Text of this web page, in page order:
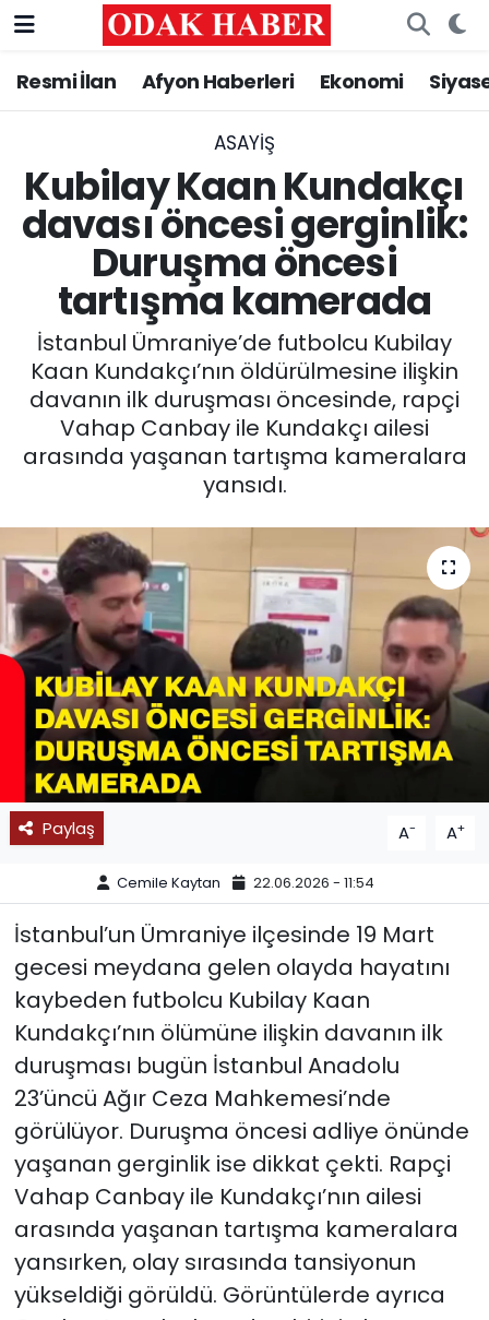
Resmi İlan Afyon Haberleri Ekonomi
ASAYİŞ
Kubilay Kaan Kundakçı
davası öncesi gerginlik:
Duruşma öncesi
tartışma kamerada
İstanbul Ümraniye’de futbolcu Kubilay
Kaan Kundakçı’nın öldürülmesine ilişkin
davanın ilk duruşması öncesinde, rapçi
Vahap Canbay ile Kundakçı ailesi
arasında yaşanan tartışma kameralara
yansıdı.
Paylaş A- A+
Cemile Kaytan 22.06.2026 - 11:54
İstanbul’un Ümraniye ilçesinde 19 Mart
gecesi meydana gelen olayda hayatını
kaybeden futbolcu Kubilay Kaan
Kundakçı’nın ölümüne ilişkin davanın ilk
duruşması bugün İstanbul Anadolu
23’üncü Ağır Ceza Mahkemesi’nde
görülüyor. Duruşma öncesi adliye önünde
yaşanan gerginlik ise dikkat çekti. Rapçi
Vahap Canbay ile Kundakçı’nın ailesi
arasında yaşanan tartışma kameralara
yansırken, olay sırasında tansiyonun
yükseldiği görüldü. Görüntülerde ayrıca
AFYONKARAHİSAR HABERLERİ
ASAYİŞ
GÜNCEL
SİYASET
EĞİTİM
MAGAZİN
SAĞLIK
SPOR
11:11 MANŞET
Nöbetçi Eczaneler
Trafik Durumu
Süper Lig Puan Durumu ve Fikstür
Tüm Manşetler
Son Dakika Haberleri
Haber Arşivi